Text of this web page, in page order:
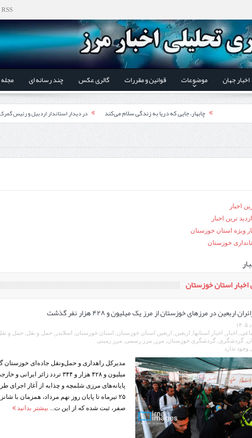
RSS
اخبار جهان موضوعات قوانین و مقررات گالری عکس چند رسانه ای
در دیدار استاندار اردبیل و رئیس
توسعه همکاری گمرک‌های مرزی ایران و
چابهار، جایی که دریا به زندگی سلام می‌کند
وفن‌ها
قدردانی وزیر میراث فرهنگی، گردشگری
شورای‌عالی مناطق آزاد و ویژه اقتصادی:
مرز چیلات دهلران می‌تواند مکمل مرز بین‌المللی مهران شود
اربعین در مرزهای خوزستان از مرز یک میلیون و ۴۲۸ هزار نفر گذشت
اخبار
ترین اخبار
ویژه استان خوزستان
خوزستان
استان خوزستان
اربعین در مرزهای خوزستان از مرز یک میلیون و ۴۲۸ هزار نفر گذشت
, اخبار , اخبار استانها, اربعین, اربعین استان خوزستان, استان خوزستان, اسلایدر ,حمل و نقل,حمل و
,گردشگری,گردشگری خوزستان,مرز ,مرز رسمی,مرز زمینی
ندارد
مدیرکل راهداری و حمل‌ونقل جاده‌ای
میلیون و ۴۲۸ هزار و ۳۴۴ تردد زائر ایرانی و
پایانه‌های مرزی شلمچه و چذابه از آغاز اجرای
۲۵ تیرماه تا پایان روز نهم مرداد، همزمان با
صفر، ثبت شده که از این ت... بیشتر بدانید